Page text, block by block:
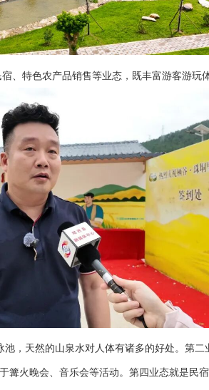
、特色农产品销售等业态，既丰富游客游玩
池，天然的山泉水对人体有诸多的好处。第
火晚会、音乐会等活动。第四业态就是民